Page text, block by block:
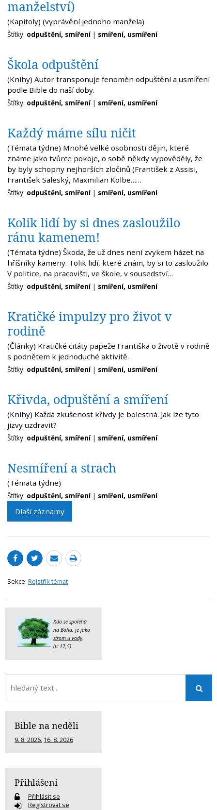
manželství)
(Kapitoly) (vyprávění jednoho manžela)
Štítky: odpuštění, smíření| smíření, usmíření
Škola odpuštění
(Knihy) Autor transponuje fenomén odpuštění a usmíření
podle Bible do naší doby.
Štítky: odpuštění, smíření| smíření, usmíření
Každý máme sílu ničit
(Témata týdne) Mnohé velké osobnosti dějin, které
známe jako tvůrce pokoje, o sobě někdy vypověděly, že
by byly schopny nejhorších zločinů (František z Assisi,
František Saleský, Maxmilian Kolbe……
Štítky: odpuštění, smíření| smíření, usmíření
Kolik lidí by si dnes zasloužilo
ránu kamenem!
(Témata týdne) Škoda, že už dnes není zvykem házet na
hříšníky kameny. Tolik lidí, které znám, by si to zasloužilo.
V politice, na pracovišti, ve škole, v sousedství…
Štítky: odpuštění, smíření| smíření, usmíření
Kratičké impulzy pro život v
rodině
(Články) Kratičké citáty papeže Františka o životě v rodině
s podnětem k jednoduché aktivitě.
Štítky: odpuštění, smíření| smíření, usmíření
Křivda, odpuštění a smíření
(Knihy) Každá zkušenost křivdy je bolestná. Jak lze tyto
jizvy uzdravit?
Štítky: odpuštění, smíření| smíření, usmíření
Nesmíření a strach
(Témata týdne)
Štítky: odpuštění, smíření| smíření, usmíření
Dlaší záznamy
Sekce: Rejstřík témat
Kdo se spoléhá
na Boha, je jako
strom u vody
(Jr 17,5)
Bible na neděli
9. 8. 2026 16. 8. 2026
Přihlášení
Přihlásit se
Registrovat se